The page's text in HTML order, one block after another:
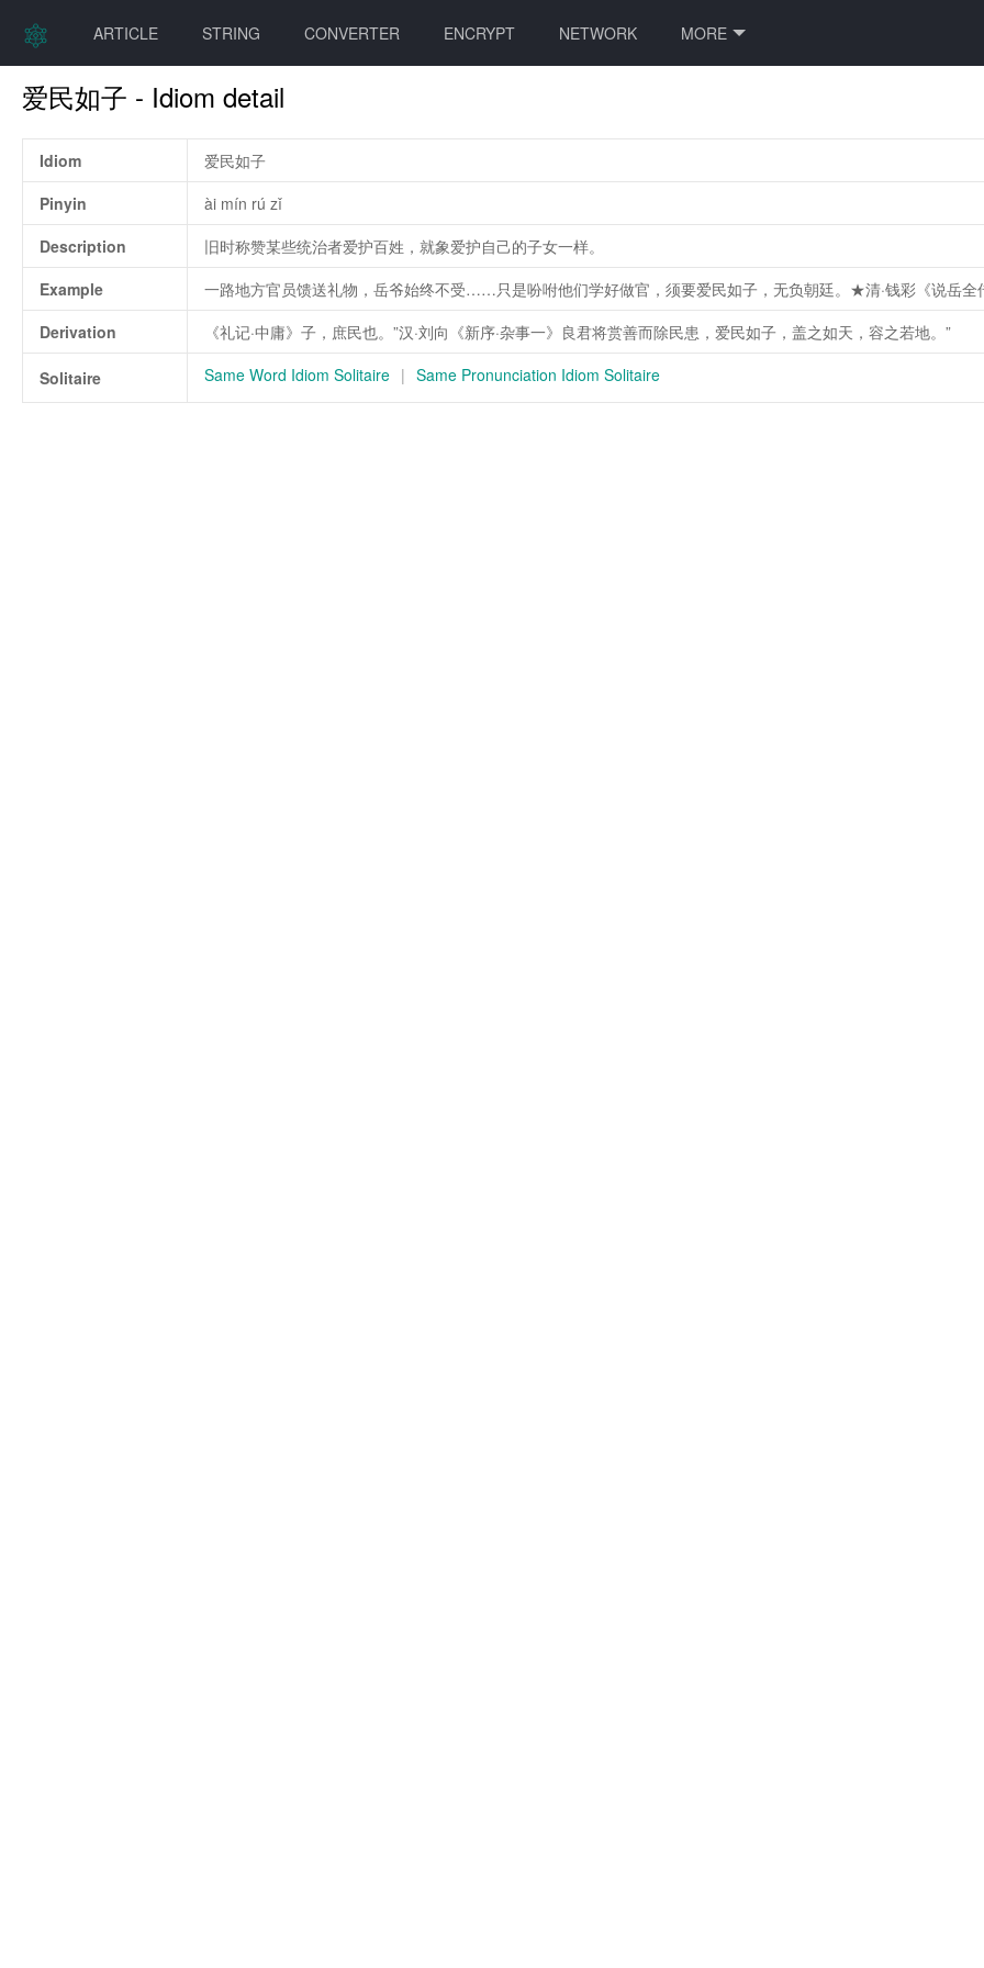
ARTICLE STRING CONVERTER ENCRYPT NETWORK MORE
爱民如子 - Idiom detail
Idiom
爱民如子
Pinyin
ài mín rú zǐ
Description
旧时称赞某些统治者爱护百姓，就象爱护自己的子女一样。
Example
一路地方官员馈送礼物，岳爷始终不受……只是吩咐他们学好做官，须要爱民如子，无负朝廷。★清·钱彩《说岳全
Derivation
《礼记·中庸》子，庶民也。”汉·刘向《新序·杂事一》良君将赏善而除民患，爱民如子，盖之如天，容之若地。”
Solitaire Same Word Idiom Solitaire | Same Pronunciation Idiom Solitaire